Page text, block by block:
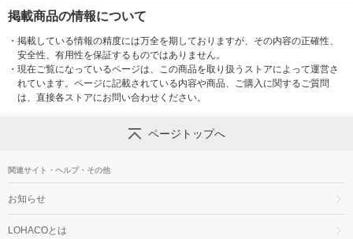
掲載商品の情報について
・ 掲載している情報の精度には万全を期しておりますが、その内容の正確性、
安全性、有用性を保証するものではありません。
・ 現在ご覧になっているページは、この商品を取り扱うストアによって運営さ
れています。ページに記載されている内容や商品、ご購入に関するご質問
は、直接各ストアにお問い合わせください。
ページトップへ
関連サイト・ヘルプ・その他
お知らせ
LOHACOとは